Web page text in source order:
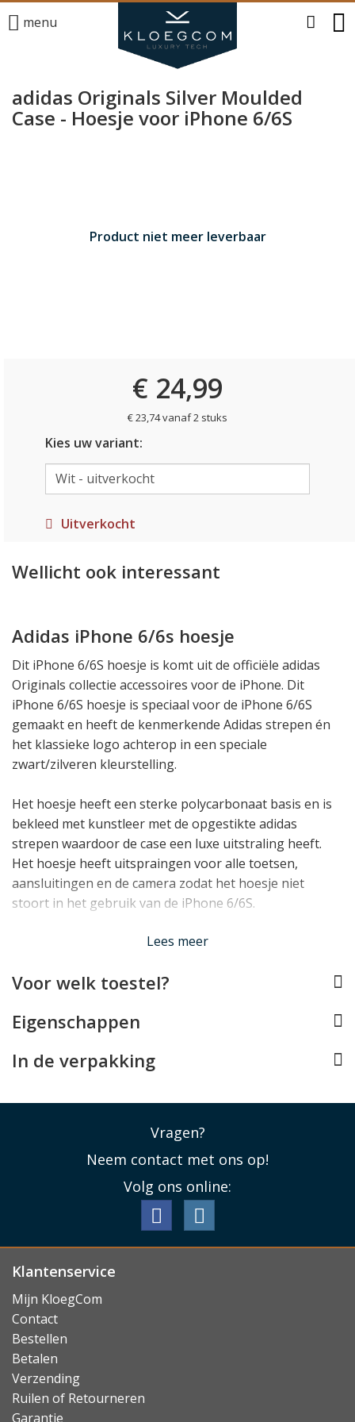
menu
adidas Originals Silver Moulded
Case - Hoesje voor iPhone 6/6S
Product niet meer leverbaar
€ 24,99
€ 23,74 vanaf 2 stuks
Kies uw variant:
Uitverkocht
Wellicht ook interessant
Adidas iPhone 6/6s hoesje
Dit iPhone 6/6S hoesje is komt uit de officiële adidas
Originals collectie accessoires voor de iPhone. Dit
iPhone 6/6S hoesje is speciaal voor de iPhone 6/6S
gemaakt en heeft de kenmerkende Adidas strepen én
het klassieke logo achterop in een speciale
zwart/zilveren kleurstelling.
Het hoesje heeft een sterke polycarbonaat basis en is
bekleed met kunstleer met de opgestikte adidas
strepen waardoor de case een luxe uitstraling heeft.
Het hoesje heeft uitspraingen voor alle toetsen,
aansluitingen en de camera zodat het hoesje niet
stoort in het gebruik van de iPhone 6/6S.
Lees minder
Lees meer
Voor welk toestel?
Eigenschappen
In de verpakking
Vragen?
Neem contact met ons op!
Volg ons online:
Klantenservice
Mijn KloegCom
Contact
Bestellen
Betalen
Verzending
Ruilen of Retourneren
Garantie